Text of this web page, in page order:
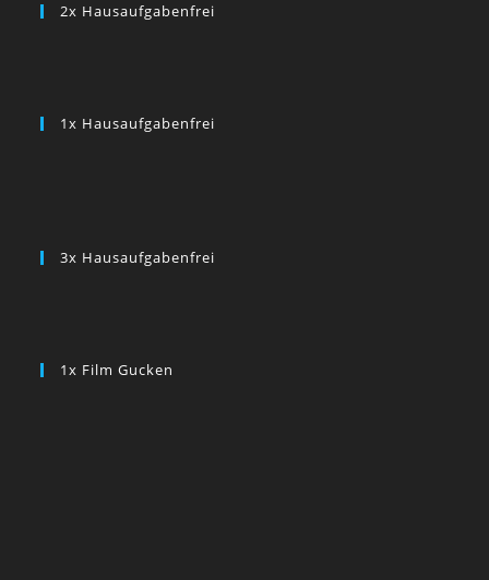
2x Hausaufgabenfrei
1x Hausaufgabenfrei
3x Hausaufgabenfrei
1x Film Gucken